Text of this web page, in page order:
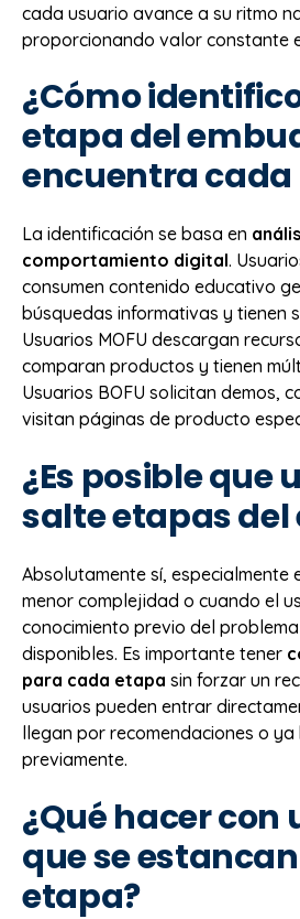
cada usuario avance a su ritmo
proporcionando valor constante
¿Cómo
etapa del
encuentra cada
La identificación se basa en
comportamiento digital.
consumen contenido educativo
búsquedas informativas y tienen
Usuarios MOFU descargan
comparan productos y tienen
Usuarios BOFU solicitan demos,
visitan páginas de producto
¿Es posible que
salte etapas
Absolutamente sí, especialmente
menor complejidad o cuando el
conocimiento previo del
disponibles. Es importante tener
para cada etapa sin forzar un
usuarios pueden entrar
llegan por recomendaciones o
previamente.
¿Qué hacer con
que se
etapa?